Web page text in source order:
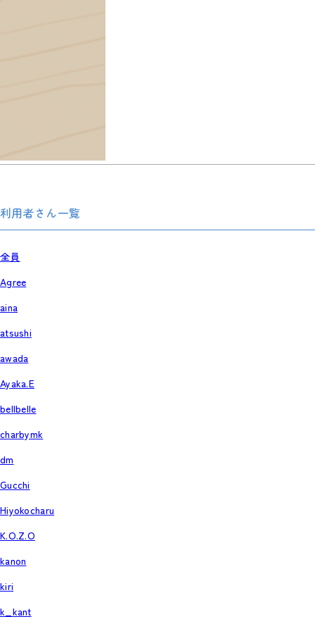
利用者さん一覧
全員
Agree
aina
atsushi
awada
Ayaka.E
bellbelle
charbymk
dm
Gucchi
Hiyokocharu
K.O.Z.O
kanon
kiri
k_kant